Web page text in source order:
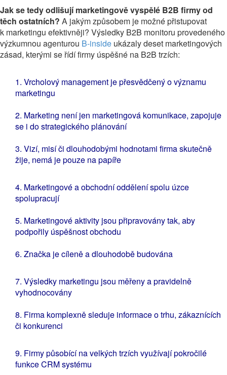
Jak se tedy odlišují marketingově vyspělé B2B firmy od
těch ostatních? A jakým způsobem je možné přistupovat
k marketingu efektivněji? Výsledky B2B monitoru provedeného
výzkumnou agenturou B-inside ukázaly deset marketingových
zásad, kterými se řídí firmy úspěšné na B2B trzích:
1. Vrcholový management je přesvědčený o významu
marketingu
2. Marketing není jen marketingová komunikace, zapojuje
se i do strategického plánování
3. Vizí, misí či dlouhodobými hodnotami firma skutečně
žije, nemá je pouze na papíře
4. Marketingové a obchodní oddělení spolu úzce
spolupracují
5. Marketingové aktivity jsou připravovány tak, aby
podpořily úspěšnost obchodu
6. Značka je cíleně a dlouhodobě budována
7. Výsledky marketingu jsou měřeny a pravidelně
vyhodnocovány
8. Firma komplexně sleduje informace o trhu, zákaznících
či konkurenci
9. Firmy působící na velkých trzích využívají pokročilé
funkce CRM systému